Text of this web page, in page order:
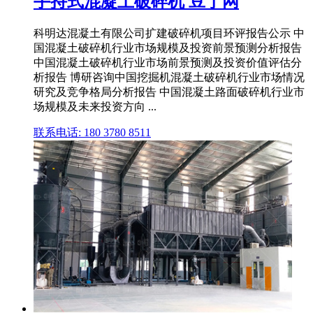
科明达混凝土有限公司扩建破碎机项目环评报告公示 中
国混凝土破碎机行业市场规模及投资前景预测分析报告
中国混凝土破碎机行业市场前景预测及投资价值评估分
析报告 博研咨询中国挖掘机混凝土破碎机行业市场情况
研究及竞争格局分析报告 中国混凝土路面破碎机行业市
场规模及未来投资方向 ...
联系电话: 180 3780 8511